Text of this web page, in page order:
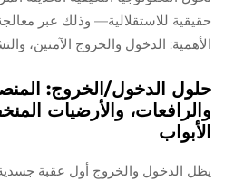
حقيقية للاستقلالية— وذلك عبر
الأهمية: الدخول والخروج الآمنين،
حلول الدخول/الخروج:
والرافعات، والأرضيات
الأبواب
يظل الدخول والخروج أول عقبة